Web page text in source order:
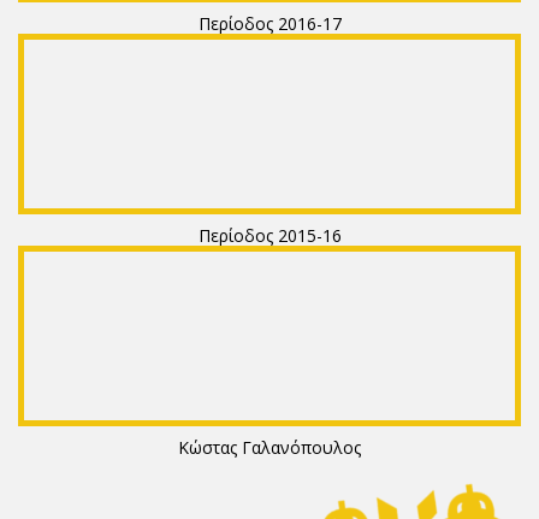
Περίοδος 2016-17
Περίοδος 2015-16
Κώστας Γαλανόπουλος